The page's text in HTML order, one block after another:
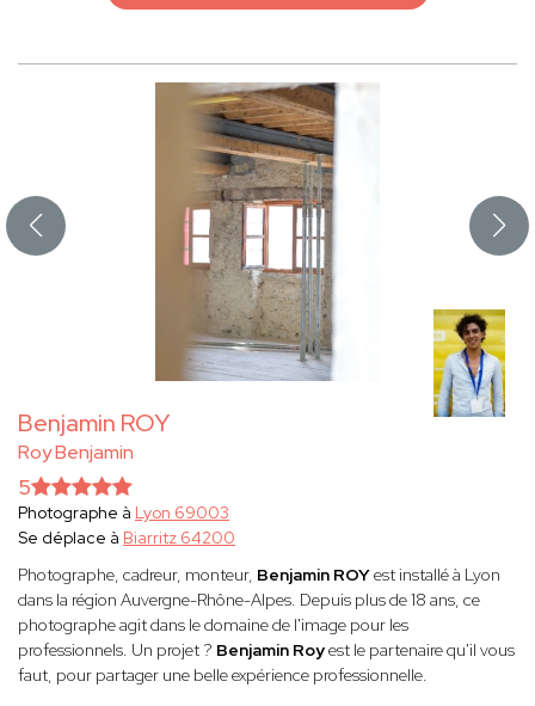
Benjamin ROY
Roy Benjamin
5
Photographe à Lyon 69003
Se déplace à Biarritz 64200
Photographe, cadreur, monteur, Benjamin ROYest installé à Lyon
dans la région Auvergne-Rhône-Alpes. Depuis plus de 18 ans, ce
photographe agit dans le domaine de l'image pour les
professionnels. Un projet ? Benjamin Royest le partenaire qu'il vous
faut, pour partager une belle expérience professionnelle.